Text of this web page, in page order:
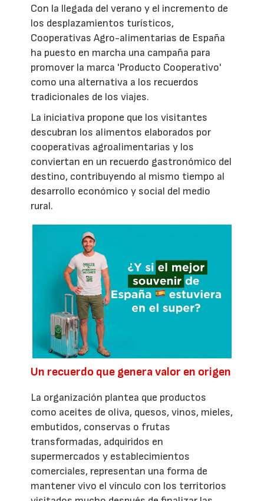
Con la llegada del verano y el incremento de
los desplazamientos turísticos,
Cooperativas Agro-alimentarias de España
ha puesto en marcha una campaña para
promover la marca 'Producto Cooperativo'
como una alternativa a los recuerdos
tradicionales de los viajes.
La iniciativa propone que los visitantes
descubran los alimentos elaborados por
cooperativas agroalimentarias y los
conviertan en un recuerdo gastronómico del
destino, contribuyendo al mismo tiempo al
desarrollo económico y social del medio
rural.
Un recuerdo que genera valor en origen
La organización plantea que productos
como aceites de oliva, quesos, vinos, mieles,
embutidos, conservas o frutas
transformadas, adquiridos en
supermercados y establecimientos
comerciales, representan una forma de
mantener vivo el vínculo con los territorios